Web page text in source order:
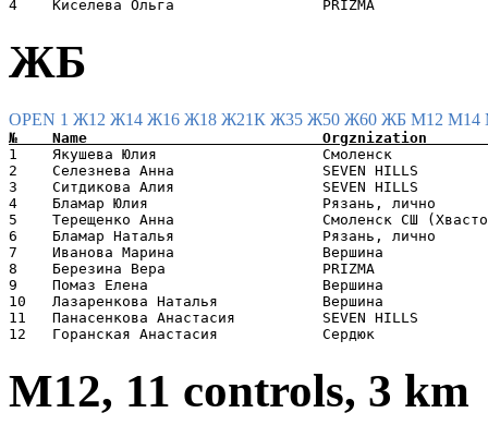
ЖБ
OPEN 1 Ж12 Ж14 Ж16 Ж18 Ж21К Ж35 Ж50 Ж60 ЖБ М12 М14
1    Якушева Юлия                   Смоленск
2    Селезнева Анна                 SEVEN HILLS
3    Ситдикова Алия                 SEVEN HILLS
4    Бламар Юлия                    Рязань, лично
5    Терещенко Анна                 Смоленск СШ
6    Бламар Наталья                 Рязань,
7    Иванова Марина                 Вершина
8    Березина Вера                  PRIZMA
9    Помаз Елена                    Вершина
10   Лазаренкова Наталья
11   Панасенкова Анастасия
М12, 11 controls, 3 km